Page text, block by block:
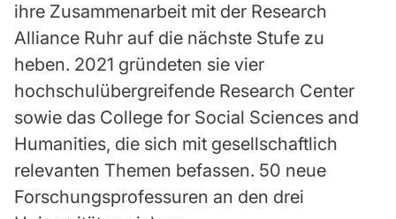
ihre Zusammenarbeit mit der Research
Alliance Ruhr auf die nächste Stufe zu
heben. 2021 gründeten sie vier
hochschulübergreifende Research Center
sowie das College for Social Sciences and
Humanities, die sich mit gesellschaftlich
relevanten Themen befassen. 50 neue
Forschungsprofessuren an den drei